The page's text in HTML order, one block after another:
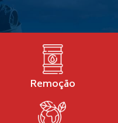
Remoção